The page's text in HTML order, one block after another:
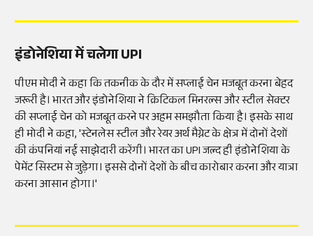
इंडोनेशिया में चलेगा UPI
पीएम मोदी ने कहा कि तकनीक के दौर में सप्लाई चेन मजबूत करना बेहद
जरूरी है। भारत और इंडोनेशिया ने क्रिटिकल मिनरल्स और स्टील सेक्टर
की सप्लाई चेन को मजबूत करने पर अहम समझौता किया है। इसके साथ
ही मोदी ने कहा, 'स्टेनलेस स्टील और रेयर अर्थ मैग्नेट के क्षेत्र में दोनों देशों
की कंपनियां नई साझेदारी करेंगी। भारत का UPI जल्द ही इंडोनेशिया के
पेमेंट सिस्टम से जुड़ेगा। इससे दोनों देशों के बीच कारोबार करना और यात्रा
करना आसान होगा।'